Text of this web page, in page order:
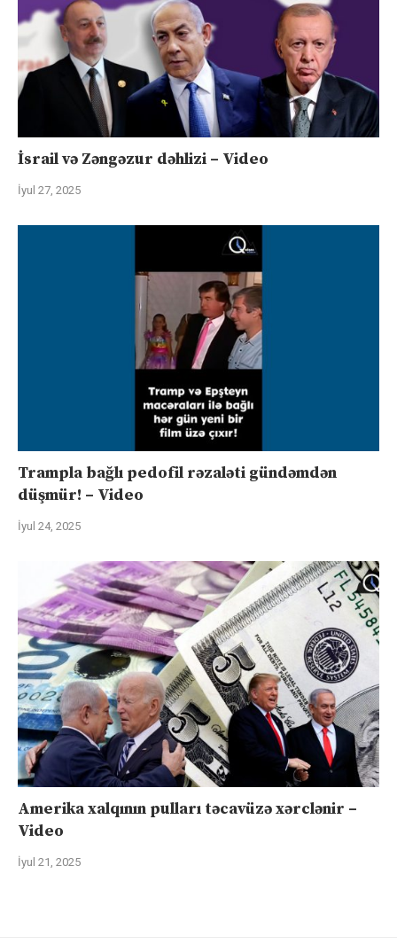
İsrail və Zəngəzur dəhlizi – Video
İyul 27, 2025
Trampla bağlı pedofil rəzaləti gündəmdən
düşmür! – Video
İyul 24, 2025
Amerika xalqının pulları təcavüzə xərclənir –
Video
İyul 21, 2025